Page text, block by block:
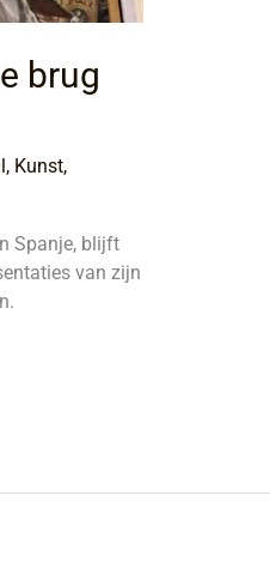
brug
, Kunst,
Spanje, blijft
van zijn